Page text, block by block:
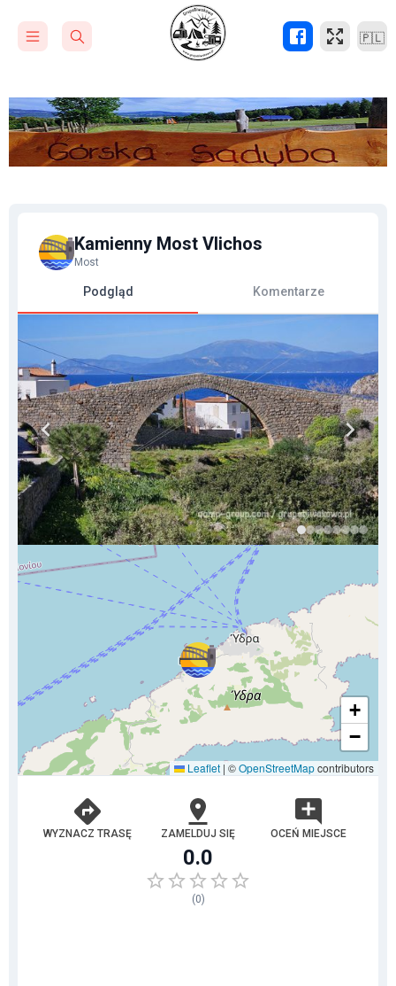
🇵🇱
Kamienny Most Vlichos
Most
Podgląd Komentarze
+
−
Leaflet | ©OpenStreetMapcontributors
WYZNACZ TRASĘ ZAMELDUJ SIĘ OCEŃ MIEJSCE
0.0
(0)